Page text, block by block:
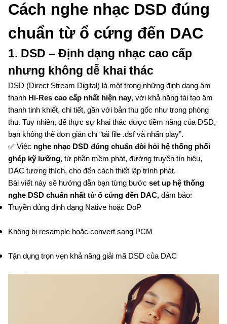
Cách nghe nhạc DSD đúng
chuẩn từ ổ cứng đến DAC
1. DSD – Định dạng nhạc cao cấp
nhưng không dễ khai thác
DSD (Direct Stream Digital) là một trong những định dạng âm
thanh Hi-Res cao cấp nhất hiện nay, với khả năng tái tạo âm
thanh tinh khiết, chi tiết, gần với bản thu gốc như trong phòng
thu. Tuy nhiên, để thực sự khai thác được tiềm năng của DSD,
bạn không thể đơn giản chỉ “tải file .dsf và nhấn play”.
✅ Việc nghe nhạc DSD đúng chuẩn đòi hỏi hệ thống phối
ghép kỹ lưỡng, từ phần mềm phát, đường truyền tín hiệu,
DAC tương thích, cho đến cách thiết lập trình phát.
Bài viết này sẽ hướng dẫn bạn từng bước set up hệ thống
nghe DSD chuẩn nhất từ ổ cứng đến DAC, đảm bảo:
Truyền đúng định dạng Native hoặc DoP
Không bị resample hoặc convert sang PCM
Tận dụng trọn vẹn khả năng giải mã DSD của DAC